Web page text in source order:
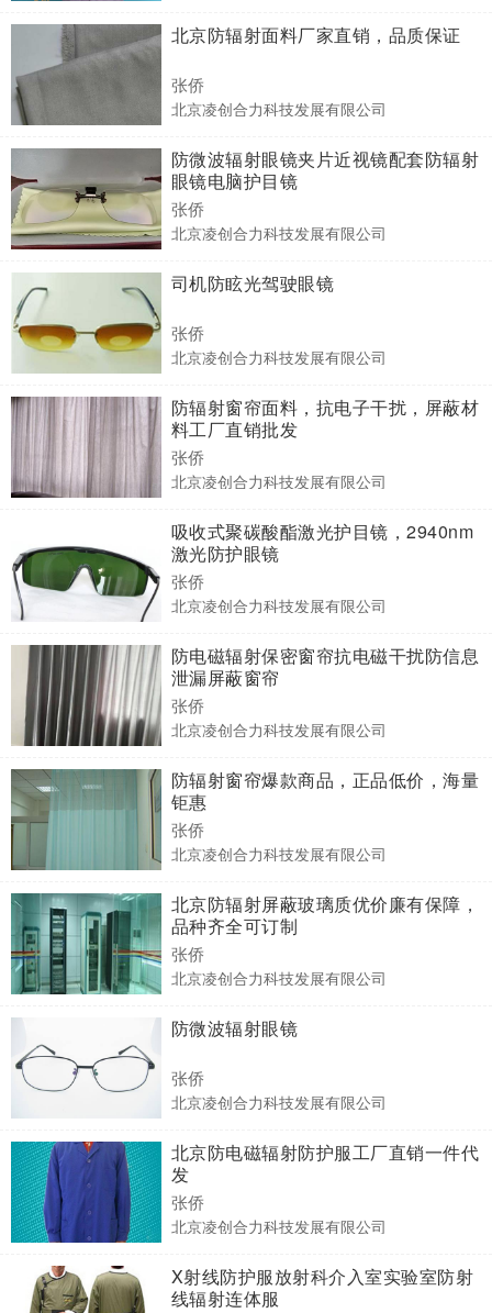
北京防辐射面料厂家直销，品质保证
张侨
北京凌创合力科技发展有限公司
防微波辐射眼镜夹片近视镜配套防辐射
眼镜电脑护目镜
张侨
北京凌创合力科技发展有限公司
司机防眩光驾驶眼镜
张侨
北京凌创合力科技发展有限公司
防辐射窗帘面料，抗电子干扰，屏蔽材
料工厂直销批发
张侨
北京凌创合力科技发展有限公司
吸收式聚碳酸酯激光护目镜，2940nm
激光防护眼镜
张侨
北京凌创合力科技发展有限公司
防电磁辐射保密窗帘抗电磁干扰防信息
泄漏屏蔽窗帘
张侨
北京凌创合力科技发展有限公司
防辐射窗帘爆款商品，正品低价，海量
钜惠
张侨
北京凌创合力科技发展有限公司
北京防辐射屏蔽玻璃质优价廉有保障，
品种齐全可订制
张侨
北京凌创合力科技发展有限公司
防微波辐射眼镜
张侨
北京凌创合力科技发展有限公司
北京防电磁辐射防护服工厂直销一件代
发
张侨
北京凌创合力科技发展有限公司
X射线防护服放射科介入室实验室防射
线辐射连体服